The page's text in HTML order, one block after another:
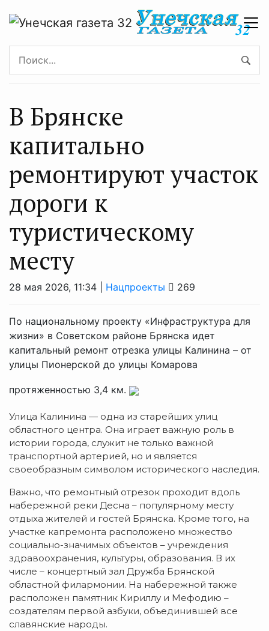
В Брянске
капитально
ремонтируют участок
дороги к
туристическому
месту
28 мая 2026, 11:34 | Нацпроекты 269
По национальному проекту «Инфраструктура для
жизни» в Советском районе Брянска идет
капитальный ремонт отрезка улицы Калинина – от
улицы Пионерской до улицы Комарова
протяженностью 3,4 км.
Улица Калинина — одна из старейших улиц
областного центра. Она играет важную роль в
истории города, служит не только важной
транспортной артерией, но и является
своеобразным символом исторического наследия.
Важно, что ремонтный отрезок проходит вдоль
набережной реки Десна – популярному месту
отдыха жителей и гостей Брянска. Кроме того, на
участке капремонта расположено множество
социально-значимых объектов – учреждения
здравоохранения, культуры, образования. В их
числе – концертный зал Дружба Брянской
областной филармонии. На набережной также
расположен памятник Кириллу и Мефодию –
создателям первой азбуки, объединившей все
славянские народы.